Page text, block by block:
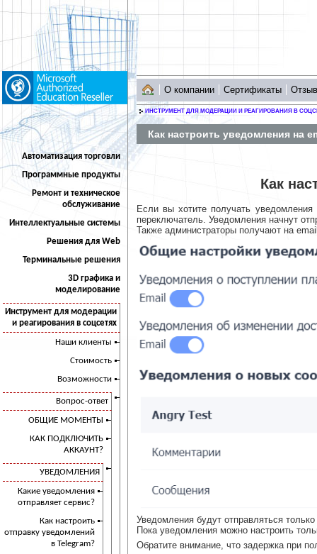
Автоматизация торговли
Программные продукты
Ремонт и техническое
обслуживание
Интеллектуальные системы
Решения для Web
Терминальные решения
3D графика и
моделирование
Инструмент для модерации
и реагирования в соцсетях
Наши клиенты
Стоимость
Возможности
Вопрос-ответ
ОБЩИЕ МОМЕНТЫ
КАК ПОДКЛЮЧИТЬ
АККАУНТ?
УВЕДОМЛЕНИЯ
Какие уведомления
отправляет сервис?
Как настроить
отправку уведомлений
в Telegram?
О компании Сертификаты
ИНСТРУМЕНТ ДЛЯ МОДЕРАЦИИ И РЕАГИРОВАНИЯ В
Как настроить уведомления на
Как
Если вы хотите получать
переключатель. Уведомления начнут
Также администраторы получают на
Уведомления будут отправляться
Пока уведомления можно настроить
Обратите внимание, что задержка при